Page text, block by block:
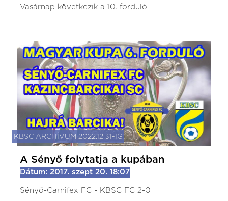
Vasárnap következik a 10. forduló
KBSC ARCHÍVUM 2022.12.31-IG
A Sényő folytatja a kupában
Dátum: 2017. szept 20. 18:07
Sényő-Carnifex FC - KBSC FC 2-0